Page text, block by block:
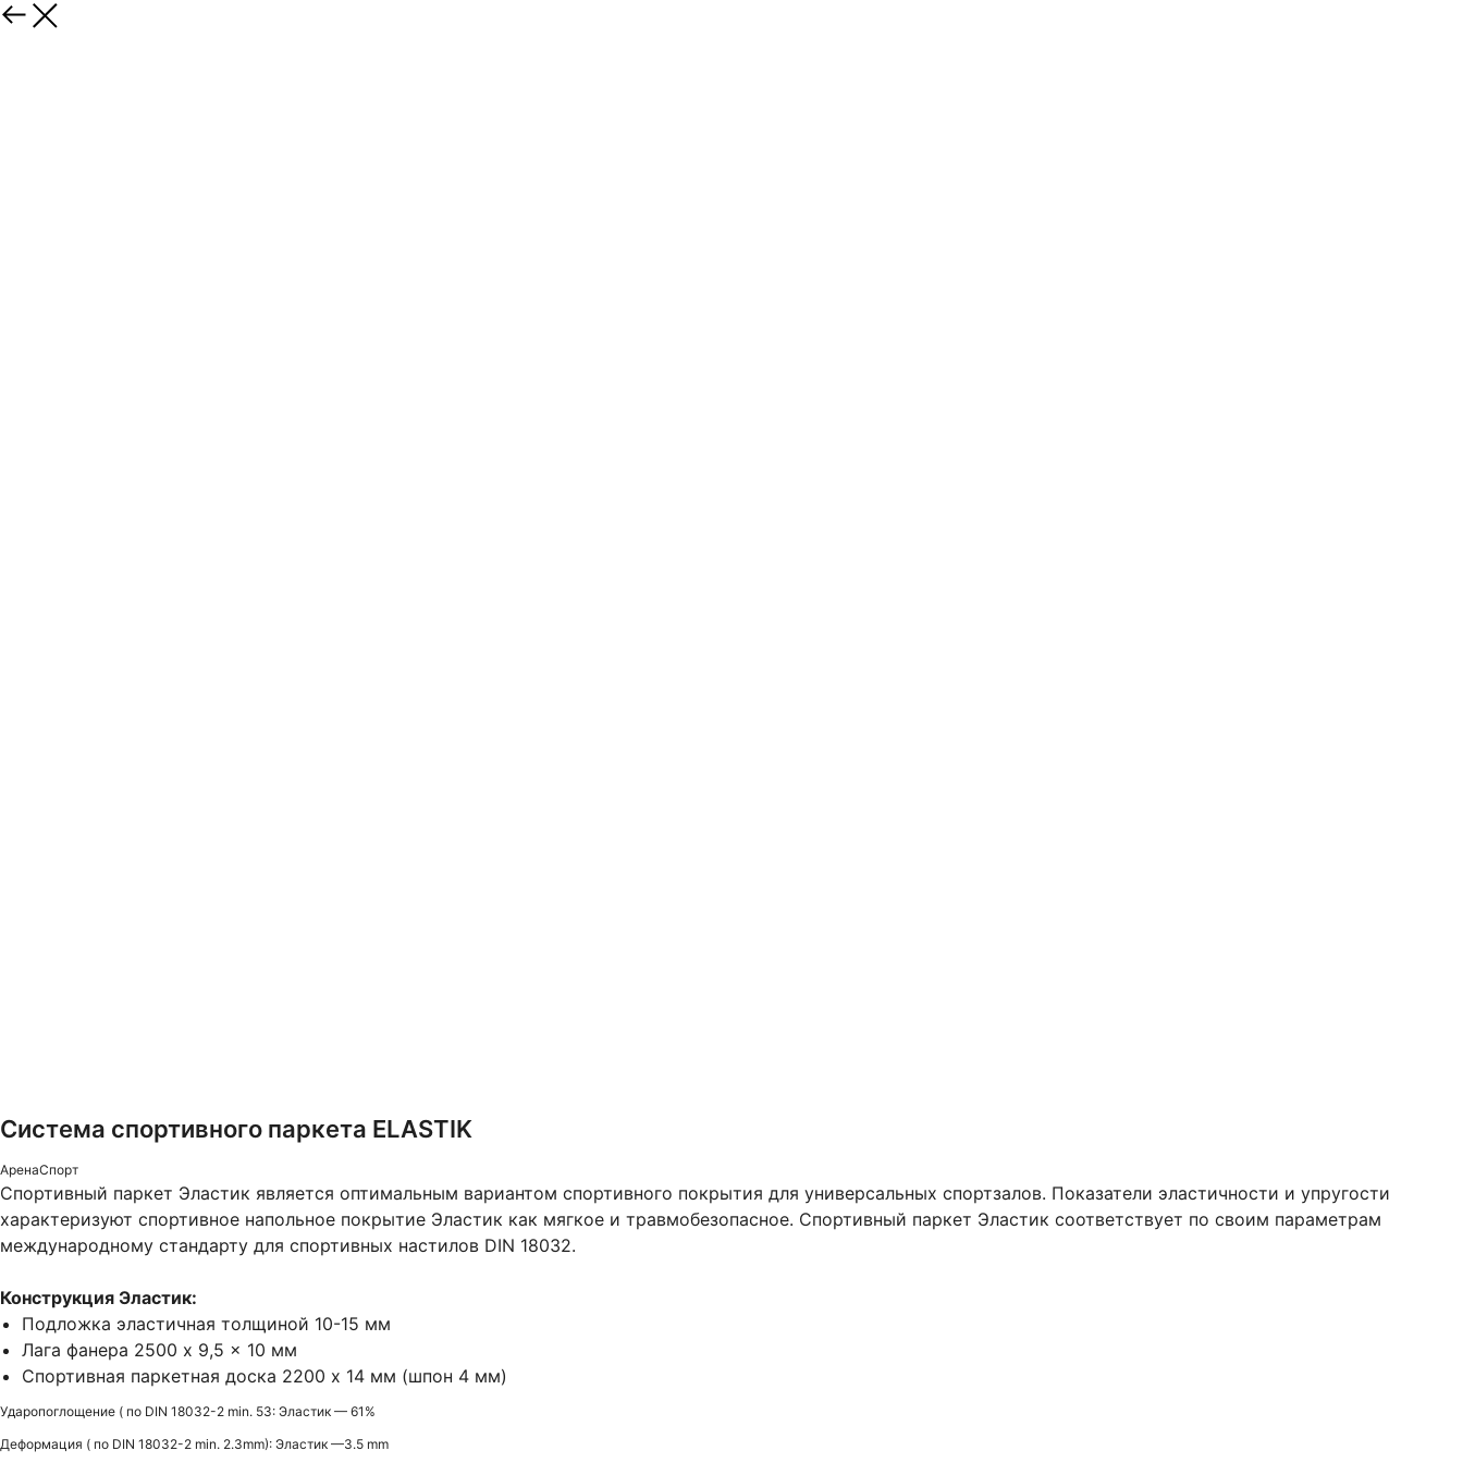
Система спортивного паркета ELASTIK
АренаСпорт
Спортивный паркет Эластик является оптимальным вариантом спортивного покрытия для универсальных спортзалов. Показатели эластичности и упругости
характеризуют спортивное напольное покрытие Эластик как мягкое и травмобезопасное. Спортивный паркет Эластик соответствует по своим параметрам
международному стандарту для спортивных настилов DIN 18032.
Конструкция Эластик:
Подложка эластичная толщиной 10-15 мм
Лага фанера 2500 x 9,5 x 10 мм
Спортивная паркетная доска 2200 x 14 мм (шпон 4 мм)
Ударопоглощение ( по DIN 18032-2 min. 53: Эластик — 61%
Деформация ( по DIN 18032-2 min. 2.3mm): Эластик —3.5 mm